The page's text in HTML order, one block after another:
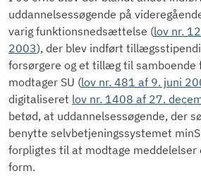
uddannelsessøgende på
varig funktionsnedsættelse (lov nr.
2003), der blev indført
forsørgere og et tillæg til samboende
modtager SU (lov nr. 481 af 9. juni
digitaliseret lov nr. 1408 af 27.
betød, at uddannelsessøgende, der
benytte selvbetjeningssystemet
forpligtes til at modtage meddelelser
form.